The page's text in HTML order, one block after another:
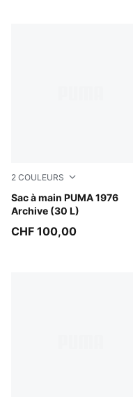
2 COULEURS
Sac à main PUMA 1976
Archive (30 L)
PUMA Black-Alpine
CHF 100,00